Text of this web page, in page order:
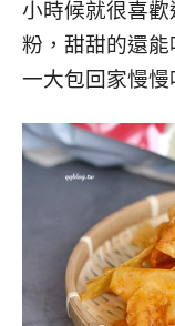
小時候就很喜
粉，甜甜的還
一大包回家慢慢